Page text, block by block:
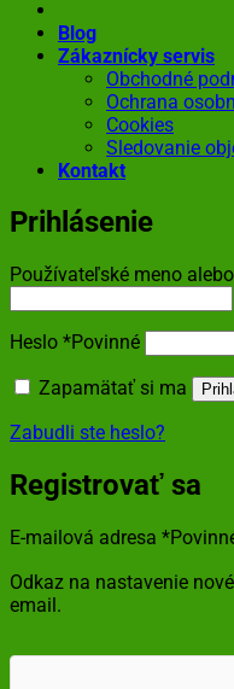
Blog
Zákaznícky servis
Obchodné
Ochrana
Cookies
Sledovanie
Kontakt
Prihlásenie
Používateľské meno
Heslo *Povinné
Zapamätať si ma
Zabudli ste heslo?
Registrovať sa
E-mailová adresa *
Odkaz na nastavenie
email.